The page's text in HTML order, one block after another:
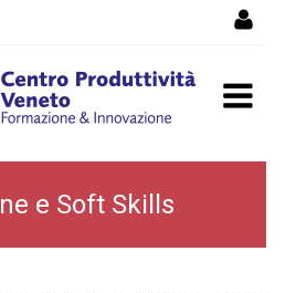
e Soft Skills
e Soft Skills